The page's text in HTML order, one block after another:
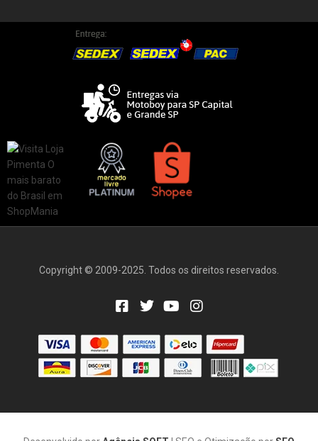
Copyright © 2009-2025. Todos os direitos reservados.